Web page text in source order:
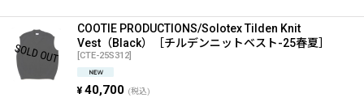
COOTIE PRODUCTIONS/Solotex Tilden Knit
Vest（Black）［チルデンニットベスト-25春夏］
[CTE-25S312]
¥ 40,700 (税込)